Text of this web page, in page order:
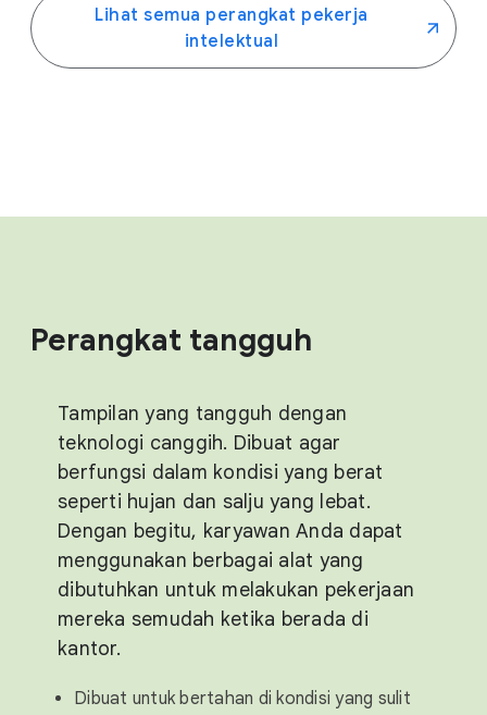
Lihat semua perangkat pekerja
intelektual
Perangkat tangguh
Tampilan yang tangguh dengan
teknologi canggih. Dibuat agar
berfungsi dalam kondisi yang berat
seperti hujan dan salju yang lebat.
Dengan begitu, karyawan Anda dapat
menggunakan berbagai alat yang
dibutuhkan untuk melakukan pekerjaan
mereka semudah ketika berada di
kantor.
Dibuat untuk bertahan di kondisi yang sulit